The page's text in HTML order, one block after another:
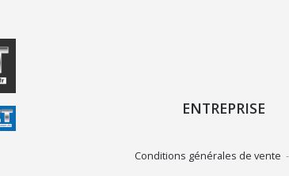
ENTREPRISE
Conditions générales de vente -